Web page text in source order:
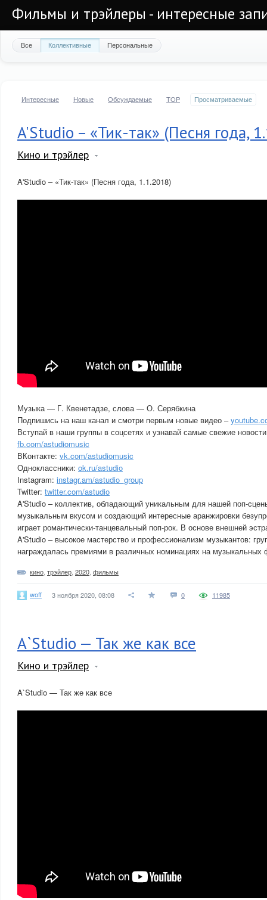
Фильмы и трэйлеры - интересные
Все Коллективные Персональные
Интересные Новые Обсуждаемые TOP Просматриваемые
A'Studio – «Тик-так» (Песня года,
Кино и трэйлер
A'Studio – «Тик-так» (Песня года, 1.1.2018)
Музыка — Г. Квенетадзе, слова — О. Серябкина
Подпишись на наш канал и смотри первым новые видео –
Вступай в наши группы в соцсетях и узнавай самые свежие
fb.com/astudiomusic
ВКонтакте: vk.com/astudiomusic
Одноклассники: ok.ru/astudio
Instagram: instagr.am/astudio_group
Twitter: twitter.com/astudio
A'Studio – коллектив, обладающий уникальным для нашей поп-
музыкальным вкусом и создающий интересные аранжировки
играет романтически-танцевальный поп-рок. В основе внешней
A'Studio – высокое мастерство и профессионализм музыкантов:
награждалась премиями в различных номинациях на музыкальных
кино трэйлер 2020 фильмы
woff 3 ноября 2020, 08:08 0 11985
A`Studio — Так же как все
Кино и трэйлер
A`Studio — Так же как все